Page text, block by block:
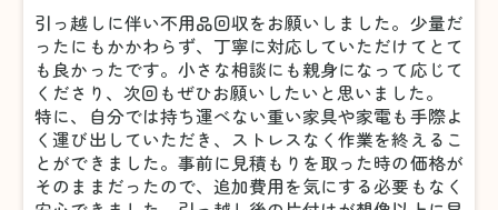
引っ越しに伴い不用品回収をお願いしました。少量だ
ったにもかかわらず、丁寧に対応していただけてとて
も良かったです。小さな相談にも親身になって応じて
くださり、次回もぜひお願いしたいと思いました。
特に、自分では持ち運べない重い家具や家電も手際よ
く運び出していただき、ストレスなく作業を終えるこ
とができました。事前に見積もりを取った時の価格が
そのままだったので、追加費用を気にする必要もなく